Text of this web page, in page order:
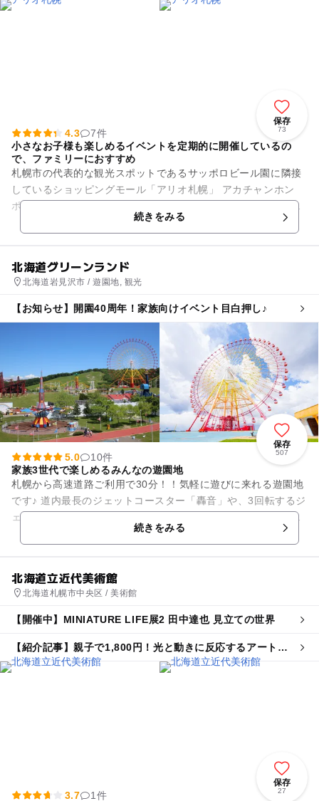
保存
73
4.3
7件
小さなお子様も楽しめるイベントを定期的に開催しているの
で、ファミリーにおすすめ
札幌市の代表的な観光スポットであるサッポロビール園に隣接
しているショッピングモール「アリオ札幌」 アカチャンホン
ポ、トイザらス・ベビーザらスの大型テナント他、お子様向け
のゲームセンターや遊び場...続きをみる
北海道グリーンランド
北海道岩見沢市 / 遊園地, 観光
【お知らせ】開園40周年！家族向けイベント目白押し♪
保存
507
5.0
10件
家族3世代で楽しめるみんなの遊園地
札幌から高速道路ご利用で30分！！気軽に遊びに来れる遊園地
です♪ 道内最長のジェットコースター「轟音」や、3回転するジ
ェットコースター「龍王」、熱い夏に大人気「急流すべり」な
続きをみる
北海道立近代美術館
北海道札幌市中央区 / 美術館
【開催中】MINIATURE LIFE展2 田中達也 見立ての世界
【紹介記事】親子で1,800円！光と動きに反応するアート展
「魔法の美術館」が札幌市で夏休みに開催
保存
27
3.7 1件